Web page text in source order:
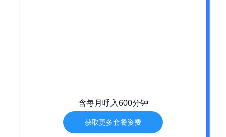
含每月呼入600分钟
获取更多套餐资费